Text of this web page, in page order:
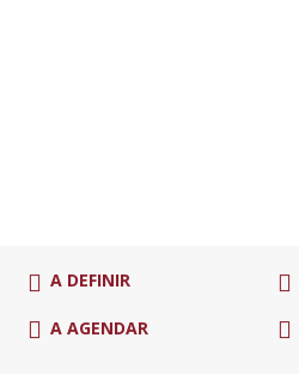
A DEFINIR
A AGENDAR